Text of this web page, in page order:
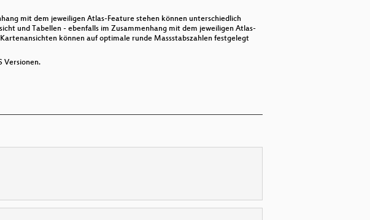
mit dem jeweiligen Atlas-Feature stehen können unterschiedlich
und Tabellen - ebenfalls im Zusammenhang mit dem jeweiligen Atlas-
können auf optimale runde Massstabszahlen festgelegt
Versionen.